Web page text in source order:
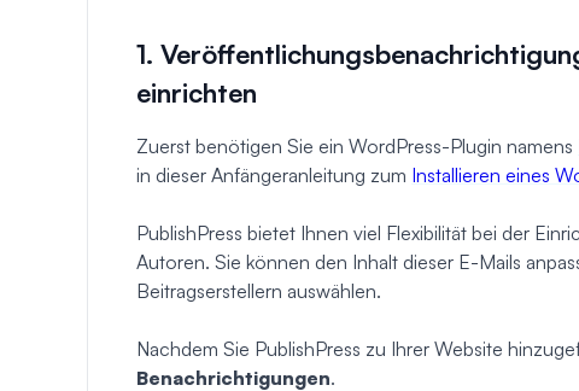
1.
einrichten
Zuerst benötigen Sie ein WordPress-Plugin namens
in dieser Anfängeranleitung zum Installieren eines
PublishPress bietet Ihnen viel Flexibilität bei der
Autoren. Sie können den Inhalt dieser E-Mails
Beitragserstellern auswählen.
Nachdem Sie PublishPress zu Ihrer Website
Benachrichtigungen.